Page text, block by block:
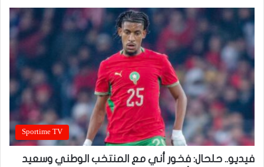
Sportime TV
فيديو.. حلحال: فخور أني مع المنتخب الوطني وسعيد